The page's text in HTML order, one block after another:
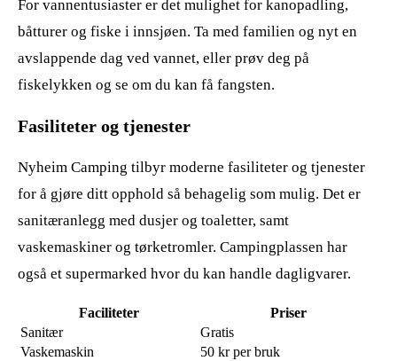
For vannentusiaster er det mulighet for kanopadling,
båtturer og fiske i innsjøen. Ta med familien og nyt en
avslappende dag ved vannet, eller prøv deg på
fiskelykken og se om du kan få fangsten.
Fasiliteter og tjenester
Nyheim Camping tilbyr moderne fasiliteter og tjenester
for å gjøre ditt opphold så behagelig som mulig. Det er
sanitæranlegg med dusjer og toaletter, samt
vaskemaskiner og tørketromler. Campingplassen har
også et supermarked hvor du kan handle dagligvarer.
Faciliteter
Priser
Sanitær
Gratis
Vaskemaskin
50 kr per bruk